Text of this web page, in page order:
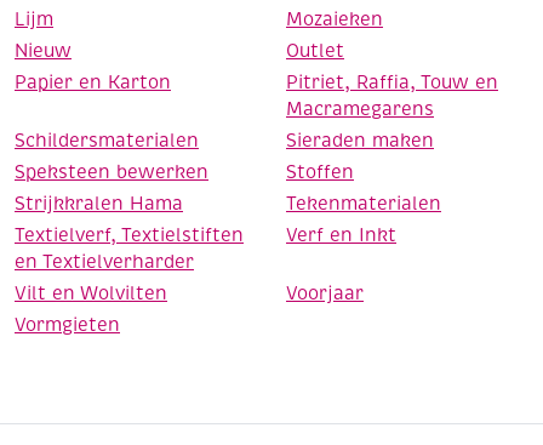
Lijm
Mozaieken
Nieuw
Outlet
Papier en Karton
Pitriet, Raffia, Touw en
Macramegarens
Schildersmaterialen
Sieraden maken
Speksteen bewerken
Stoffen
Strijkkralen Hama
Tekenmaterialen
Textielverf, Textielstiften
en Textielverharder
Verf en Inkt
Vilt en Wolvilten
Voorjaar
Vormgieten